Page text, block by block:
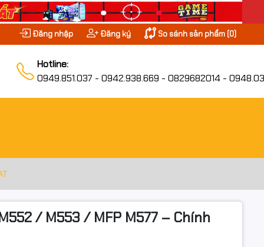
Đăng nhập Đăng ký So sánh sản phẩm (0)
Hotline:
0949.851.037 - 0942.938.669 - 0829682014 -
/ M553 / MFP M577 – Chính